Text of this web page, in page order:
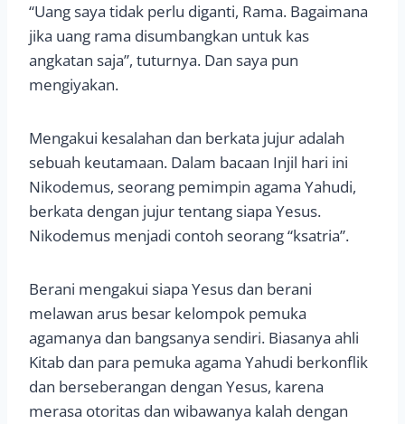
“Uang saya tidak perlu diganti, Rama. Bagaimana
jika uang rama disumbangkan untuk kas
angkatan saja”, tuturnya. Dan saya pun
mengiyakan.
Mengakui kesalahan dan berkata jujur adalah
sebuah keutamaan. Dalam bacaan Injil hari ini
Nikodemus, seorang pemimpin agama Yahudi,
berkata dengan jujur tentang siapa Yesus.
Nikodemus menjadi contoh seorang “ksatria”.
Berani mengakui siapa Yesus dan berani
melawan arus besar kelompok pemuka
agamanya dan bangsanya sendiri. Biasanya ahli
Kitab dan para pemuka agama Yahudi berkonflik
dan berseberangan dengan Yesus, karena
merasa otoritas dan wibawanya kalah dengan